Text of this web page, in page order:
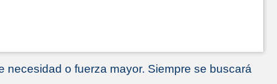
o fuerza mayor. Siempre se buscará